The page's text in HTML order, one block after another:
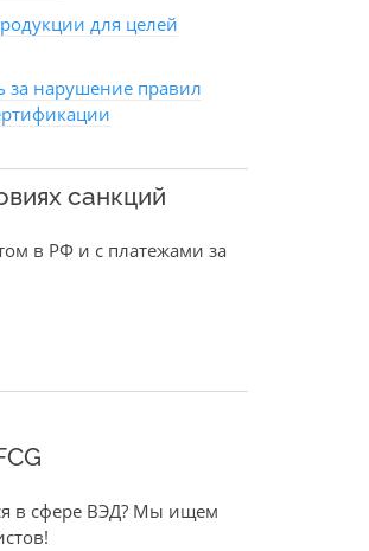
для целей
за нарушение правил
санкций
в РФ и с платежами за
в сфере ВЭД? Мы ищем